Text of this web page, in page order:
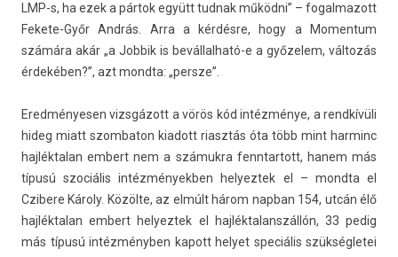
LMP-s, ha ezek a pártok együtt tud­nak működni” – fogal­mazott
Fekete-Győr András. Arra a kérdésre, hogy a Momen­tum
számára akár „a Job­bik is bevállalható-e a győzelem, változás
érdekében?”, azt mondta: „per­sze”.
Ered­ményes­en vizsgázott a vörös kód intézménye, a rendkívüli
hideg miatt szom­baton kiadott riasztás óta több mint har­minc
haj­léktalan em­bert nem a számukra fenntar­tott, hanem más
típusú szociális in­téz­ményekb­en helyez­tek el – mondta el
Czibere Károly. Közölte, az elmúlt három nap­ban 154, utcán élő
haj­léktalan em­bert helyez­tek el haj­léktalanszál­lón, 33 pedig
más típusú intézményben kapott helyet speciális szük­ségletei